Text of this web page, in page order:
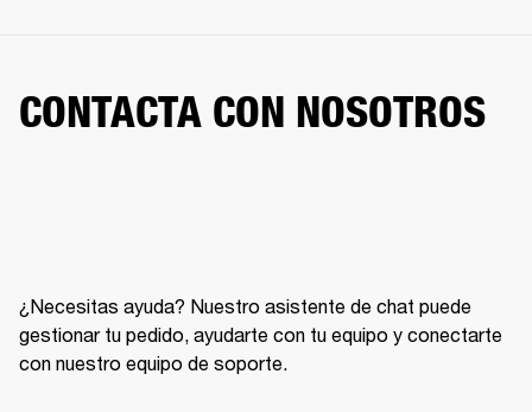
CONTACTA CON NOSOTROS
¿Necesitas ayuda? Nuestro asistente de chat puede
gestionar tu pedido, ayudarte con tu equipo y conectarte
con nuestro equipo de soporte.